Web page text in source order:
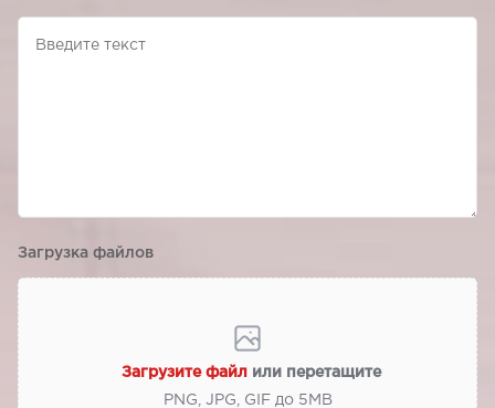
Загрузка файлов
Загрузите файл или перетащите
PNG, JPG, GIF до 5МВ